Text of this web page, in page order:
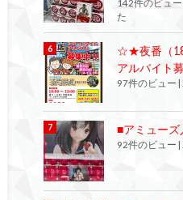
142件のビュー
た
☆★夜番（
アルバイト
97件のビュー |
■アミュー
92件のビュー